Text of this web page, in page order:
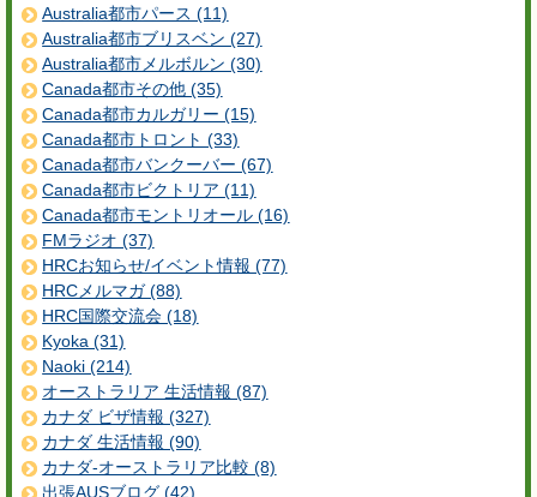
Australia都市パース (11)
Australia都市ブリスベン (27)
Australia都市メルボルン (30)
Canada都市その他 (35)
Canada都市カルガリー (15)
Canada都市トロント (33)
Canada都市バンクーバー (67)
Canada都市ビクトリア (11)
Canada都市モントリオール (16)
FMラジオ (37)
HRCお知らせ/イベント情報 (77)
HRCメルマガ (88)
HRC国際交流会 (18)
Kyoka (31)
Naoki (214)
オーストラリア 生活情報 (87)
カナダ ビザ情報 (327)
カナダ 生活情報 (90)
カナダ-オーストラリア比較 (8)
出張AUSブログ (42)